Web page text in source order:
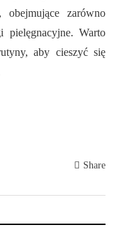
obejmujące zarówno
pielęgnacyjne. Warto
aby cieszyć się
Share